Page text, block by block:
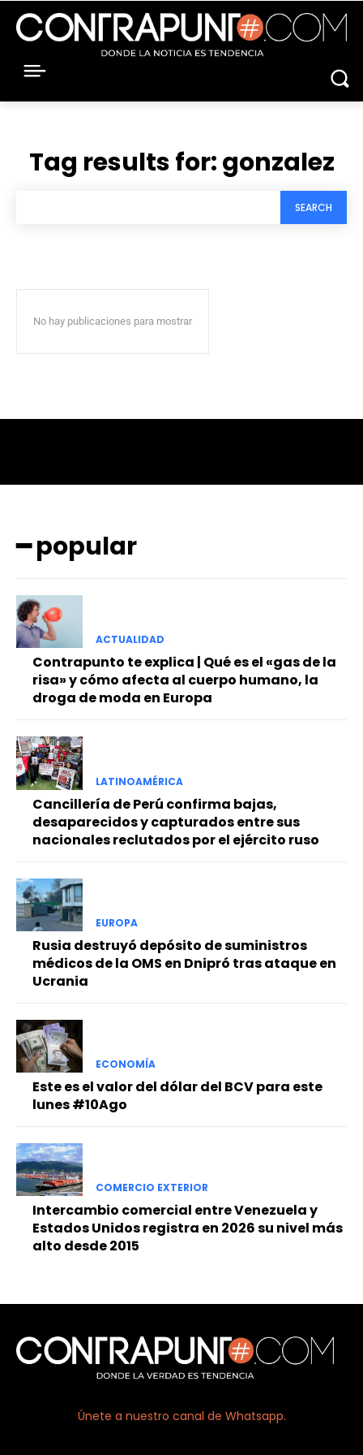
Tag results for:gonzalez
SEARCH
No hay publicaciones para mostrar
━ popular
ACTUALIDAD
Contrapunto te explica | Qué es el «gas de la
risa» y cómo afecta al cuerpo humano, la
droga de moda en Europa
LATINOAMÉRICA
Cancillería de Perú confirma bajas,
desaparecidos y capturados entre sus
nacionales reclutados por el ejército ruso
EUROPA
Rusia destruyó depósito de suministros
médicos de la OMS en Dnipró tras ataque en
Ucrania
ECONOMÍA
Este es el valor del dólar del BCV para este
lunes #10Ago
COMERCIO EXTERIOR
Intercambio comercial entre Venezuela y
Estados Unidos registra en 2026 su nivel más
alto desde 2015
Únete a nuestro canal de Whatsapp.